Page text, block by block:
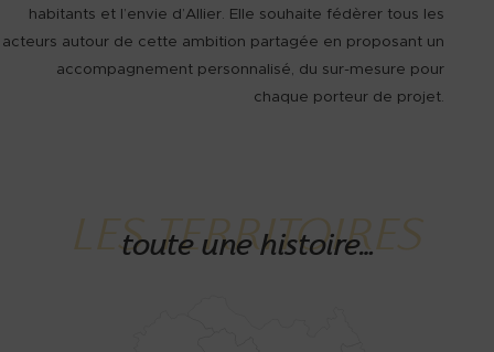
habitants et l’envie d’Allier. Elle souhaite fédèrer tous les
acteurs autour de cette ambition partagée en proposant un
accompagnement personnalisé, du sur-mesure pour
chaque porteur de projet.
LES TERRITOIRES
toute une histoire…